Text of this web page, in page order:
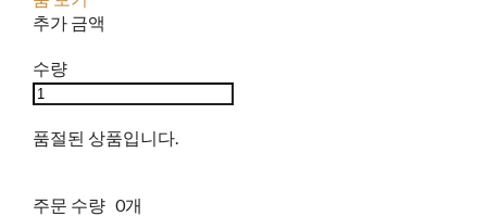
추가 금액
수량
품절된 상품입니다.
주문 수량 0개